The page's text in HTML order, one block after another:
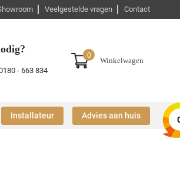
Veelgestelde vragen Contact
- 663 834
0
Winkelwagen
Installateur Advies aan huis